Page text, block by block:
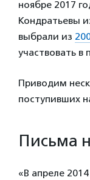
ноябре 2017
Кондратьевы
выбрали из
участвовать в
Приводим
поступивших
Письма
«В апреле